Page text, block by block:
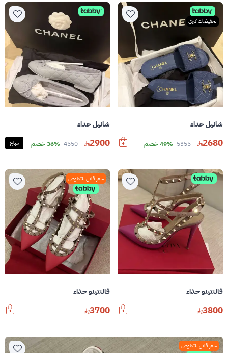
تخفيضات كبرى
شانيل حذاء
2680
5355 49% خصم
شانيل حذاء
2900
4550 36% خصم مباع
فالنتينو حذاء
3800
سعر قابل للتفاوض
فالنتينو حذاء
3700
سعر قابل للتفاوض